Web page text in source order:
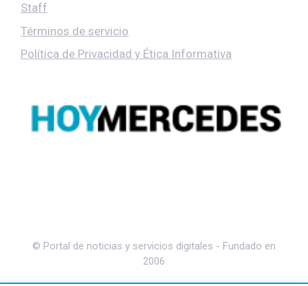
Staff
Términos de servicio
Política de Privacidad y Ética Informativa
© Portal de noticias y servicios digitales - Fundado en
2006